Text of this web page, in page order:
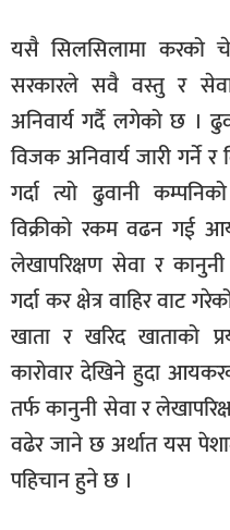
यसै सिलसिलामा करको
सरकारले सवै वस्तु र
अनिवार्य गर्दै लगेको छ ।
विजक अनिवार्य जारी
गर्दा त्यो ढुवानी
विक्रीको रकम वढन गई
लेखापरिक्षण सेवा र
गर्दा कर क्षेत्र वाहिर वाट
खाता र खरिद खाताको
कारोवार देखिने हुदा
तर्फ कानुनी सेवा र
वढेर जाने छ अर्थात यस
पहिचान हुने छ ।